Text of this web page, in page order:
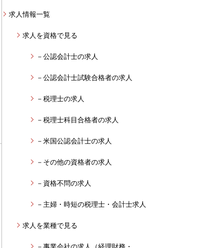
求人情報一覧
求人を資格で見る
－公認会計士の求人
－公認会計士試験合格者の求人
－税理士の求人
－税理士科目合格者の求人
－米国公認会計士の求人
－その他の資格者の求人
－資格不問の求人
－主婦・時短の税理士・会計士求人
求人を業種で見る